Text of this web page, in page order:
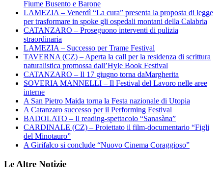
Fiume Busento e Barone
LAMEZIA – Venerdì “La cura” presenta la proposta di legge
per trasformare in spoke gli ospedali montani della Calabria
CATANZARO – Proseguono interventi di pulizia
straordinaria
LAMEZIA – Successo per Trame Festival
TAVERNA (CZ) – Aperta la call per la residenza di scrittura
naturalistica promossa dall’Hyle Book Festival
CATANZARO – Il 17 giugno torna daMargherita
SOVERIA MANNELLI – Il Festival del Lavoro nelle aree
interne
A San Pietro Maida torna la Festa nazionale di Utopia
A Catanzaro successo per il Performing Festival
BADOLATO – Il reading-spettacolo “Sanasàna”
CARDINALE (CZ) – Proiettato il film-documentario “Figli
del Minotauro”
A Girifalco si conclude “Nuovo Cinema Coraggioso”
Le Altre Notizie